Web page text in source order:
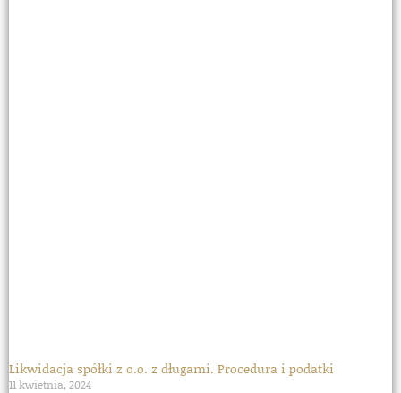
Likwidacja spółki z o.o. z długami. Procedura i podatki
11 kwietnia, 2024